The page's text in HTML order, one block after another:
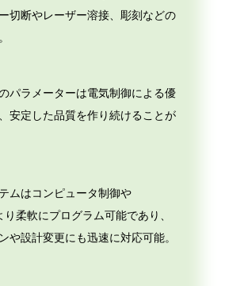
切断やレーザー溶接、彫刻などの
パラメーターは電気制御による優
安定した品質を作り続けることが
ムはコンピュータ制御や
柔軟にプログラム可能であり、
や設計変更にも迅速に対応可能。